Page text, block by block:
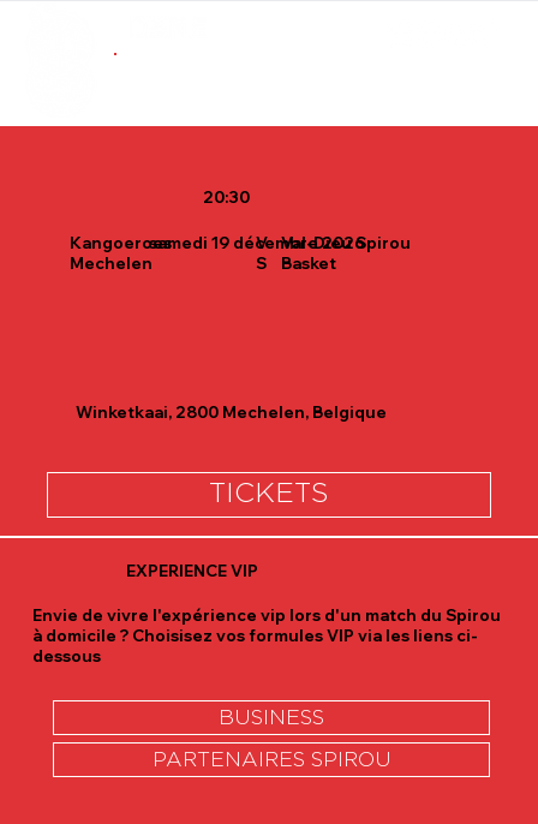
20:30
samedi 19 décembre 2026
Kangoeroes
Mechelen
V
S
Val-Dieu Spirou
Basket
Winketkaai, 2800 Mechelen, Belgique
TICKETS
EXPERIENCE VIP
Envie de vivre l'expérience vip lors d'un match du Spirou
à domicile ? Choisisez vos formules VIP via les liens ci-
dessous
BUSINESS
PARTENAIRES SPIROU